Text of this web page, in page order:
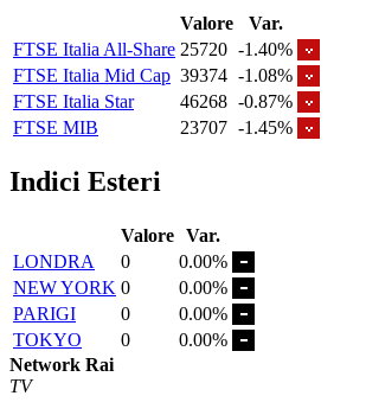
Valore
Var.
FTSE Italia All-Share 25720 -1.40%
FTSE Italia Mid Cap 39374 -1.08%
FTSE Italia Star
46268 -0.87%
FTSE MIB
23707 -1.45%
Indici Esteri
Valore Var.
LONDRA
0
0.00%
NEW YORK 0
0.00%
PARIGI
0
0.00%
TOKYO
0
0.00%
Network Rai
TV